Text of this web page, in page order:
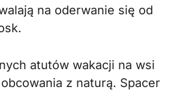
na oderwanie się od
atutów wakacji na wsi
z naturą. Spacer